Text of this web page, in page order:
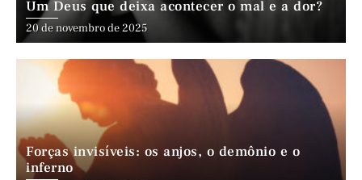
Um Deus que deixa acontecer o mal e a dor?
20 de novembro de 2025
Forças invisíveis: os anjos, o demônio e o
inferno